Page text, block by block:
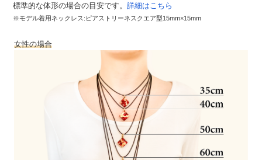
標準的な体形の場合の目安です。 詳細はこちら
※モデル着用ネックレス:ピアストリーネスクエア型15mm×15mm
女性の場合